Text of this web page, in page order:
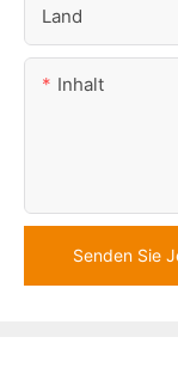
Land
Inhalt
Senden Sie